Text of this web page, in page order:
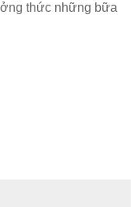
thức những bữa